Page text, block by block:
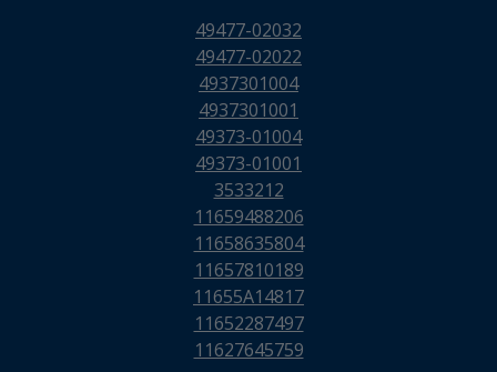
49477-02032
49477-02022
4937301004
4937301001
49373-01004
49373-01001
3533212
11659488206
11658635804
11657810189
11655A14817
11652287497
11627645759